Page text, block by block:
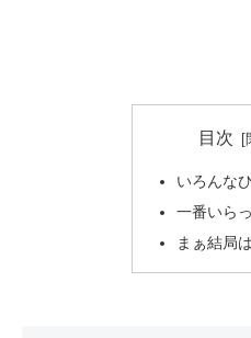
目次
いろんな
一番いら
まぁ結局は